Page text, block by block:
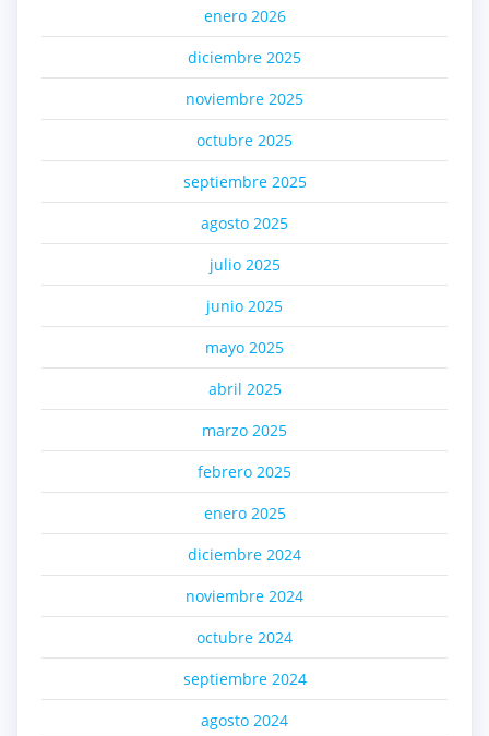
enero 2026
diciembre 2025
noviembre 2025
octubre 2025
septiembre 2025
agosto 2025
julio 2025
junio 2025
mayo 2025
abril 2025
marzo 2025
febrero 2025
enero 2025
diciembre 2024
noviembre 2024
octubre 2024
septiembre 2024
agosto 2024